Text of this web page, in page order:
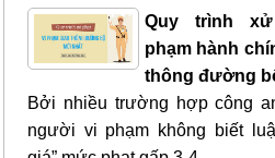
Quy trình
phạm hành
thông đường
Bởi nhiều trường hợp công
người vi phạm không biết